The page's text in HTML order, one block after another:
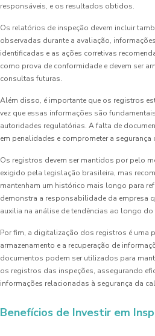
responsáveis, e os resultados obtidos.
Os relatórios de inspeção devem incluir
observadas durante a avaliação,
identificadas e as ações corretivas
como prova de conformidade e devem ser
consultas futuras.
Além disso, é importante que os registros
vez que essas informações são
autoridades regulatórias. A falta de
em penalidades e comprometer a segurança
Os registros devem ser mantidos por pelo
exigido pela legislação brasileira, mas
mantenham um histórico mais longo para
demonstra a responsabilidade da empresa
auxilia na análise de tendências ao longo do
Por fim, a digitalização dos registros é uma
armazenamento e a recuperação de
documentos podem ser utilizados para
os registros das inspeções, assegurando
informações relacionadas à segurança da
Benefícios de Investir em